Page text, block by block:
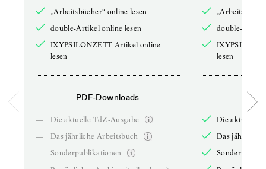
„Arbeitsbücher“ online lesen
double-Artikel online lesen
IXYPSILONZETT-Artikel online
lesen
PDF-Downloads
—
Die aktuelle TdZ-Ausgabe
—
Das jährliche Arbeitsbuch
—
Sonderpublikationen
double-
lesen
Die aktuelle
Das jährliche